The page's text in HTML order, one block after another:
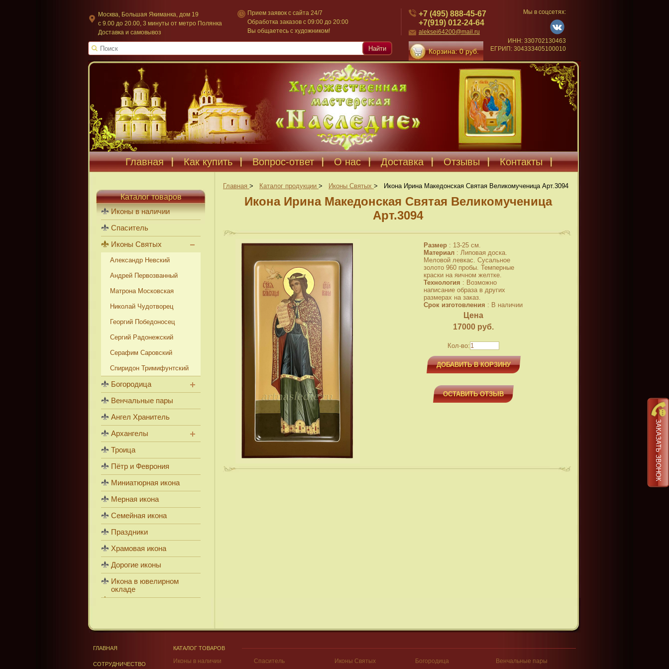
Москва, Большая Якиманка, дом 19
c 9.00 до 20.00, 3 минуты от метро Полянка
Доставка и самовывоз
Прием заявок с сайта 24/7
Обработка заказов с 09:00 до 20:00
Вы общаетесь с художником!
+7 (495) 888-45-67
+7(919) 012-24-64
aleksei64200@mail.ru
Корзина: 0 руб.
Мы в соцсетях:
ИНН: 330702130463
ЕГРИП: 304333405100010
Найти
Главная Как купить Вопрос-ответ О нас Доставка Отзывы Контакты
Главная > Каталог продукции > Иконы Святых > Икона Ирина Македонская Святая Великомученица Арт.3094
Икона Ирина Македонская Святая Великомученица
Арт.3094
Размер : 13-25 см.
Материал : Липовая доска.
Меловой левкас. Сусальное
золото 960 пробы. Темперные
краски на яичном желтке.
Технология : Возможно
написание образа в других
размерах на заказ.
Срок изготовления : В наличии
Цена
17000 руб.
Кол-во:
ДОБАВИТЬ В КОРЗИНУ
ОСТАВИТЬ ОТЗЫВ
Каталог товаров
Иконы в наличии
Спаситель
Иконы Святых
Александр Невский
Андрей Первозванный
Матрона Московская
Николай Чудотворец
Георгий Победоносец
Сергий Радонежский
Серафим Саровский
Спиридон Тримифунтский
Богородица
Венчальные пары
Ангел Хранитель
Архангелы
Троица
Пётр и Феврония
Миниатюрная икона
Мерная икона
Семейная икона
Праздники
Храмовая икона
Дорогие иконы
Икона в ювелирном
окладе
ЗАКАЗАТЬ ЗВОНОК
ГЛАВНАЯ
СОТРУДНИЧЕСТВО
КАТАЛОГ ТОВАРОВ
Иконы в наличии Спаситель Иконы Святых Богородица Венчальные пары